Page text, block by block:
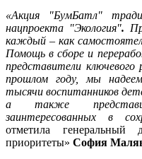
«Акция
"БумБатл"
нацпроекта "Экология".
каждый – как
Помощь в сборе и
представители ключевого
прошлом году, мы
тысячи воспитанников
а также
заинтересованных в
отметила
приоритеты» София